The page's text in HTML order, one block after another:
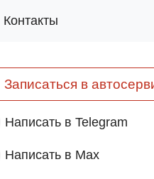
Контакты
Записаться в
Написатьв Telegram
Написатьв Max